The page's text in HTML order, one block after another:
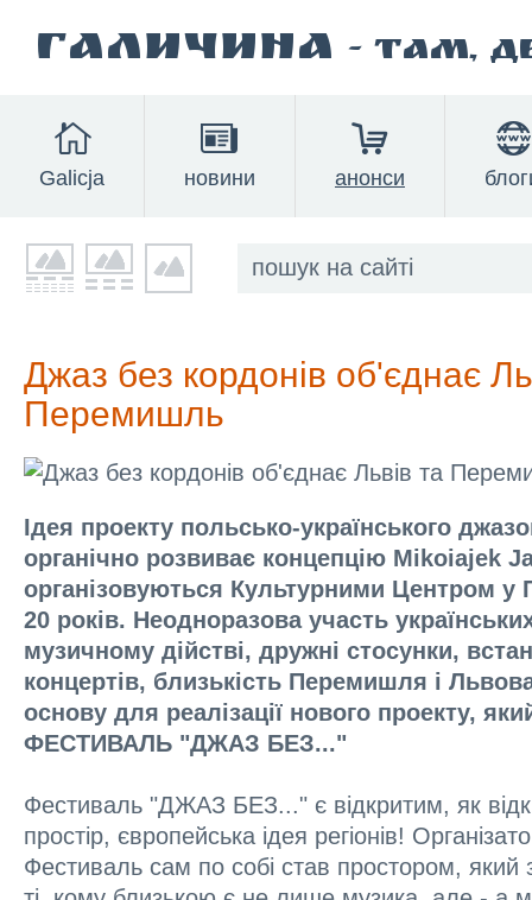
Галичина - там,
Galicja новини анонси
Джаз без кордонів об'єднає
Перемишль
Ідея проекту польсько-українського
органічно розвиває концепцію Mikoіajek
організовуються Культурними Центром
20 років. Неодноразова участь
музичному дійстві, дружні стосунки,
концертів, близькість Перемишля і
основу для реалізації нового проекту,
ФЕСТИВАЛЬ "ДЖАЗ БЕЗ..."
Фестиваль "ДЖАЗ БЕЗ..." є відкритим, як
простір, європейська ідея регіонів!
Фестиваль сам по собі став простором, який